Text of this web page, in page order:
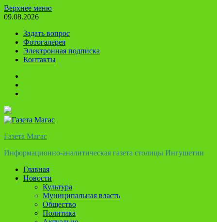
Перейти
к
Верхнее меню
09.08.2026
Задать вопрос
Фотогалерея
Электронная подписка
Контакты
Газета Магас
Информационно-аналитическая газета столицы Ингушетии
Главная
Новости
Культура
Муниципальная власть
Общество
Политика